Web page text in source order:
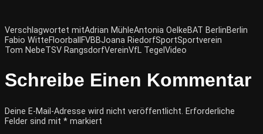
Verschlagwortet mitAdrian MühleAntonia OelkeBAT BerlinBerlin
Fabio WitteFloorball FVBBJoana RiedorfSportSportverein
Tom NebeTSV RangsdorfVereinVfL Tegel Video
Schreibe Einen Kommentar
Deine E-Mail-Adresse wird nicht veröffentlicht. Erforderliche
Felder sind mit * markiert